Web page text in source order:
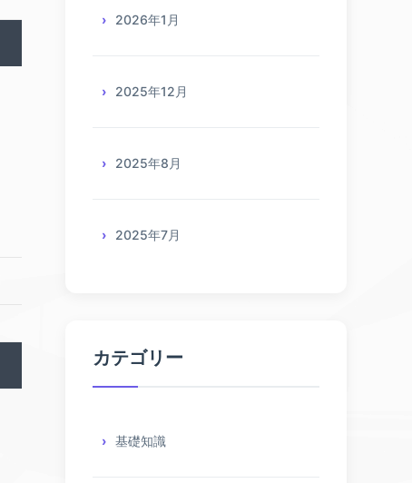
2026年1月
2025年12月
2025年8月
2025年7月
カテゴリー
基礎知識